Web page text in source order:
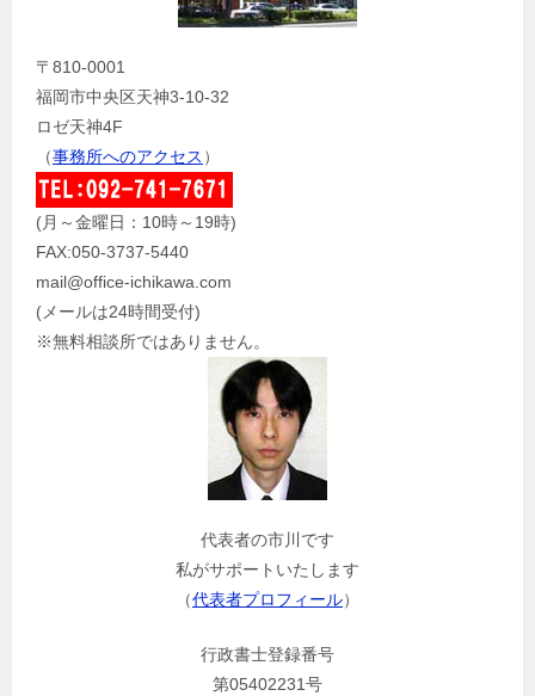
〒810-0001
福岡市中央区天神3-10-32
ロゼ天神4F
（事務所へのアクセス ）
(月～金曜日：10時～19時)
FAX:050-3737-5440
mail@office-ichikawa.com
(メールは24時間受付)
※無料相談所ではありません。
代表者の市川です
私がサポートいたします
（代表者プロフィール）
行政書士登録番号
第05402231号